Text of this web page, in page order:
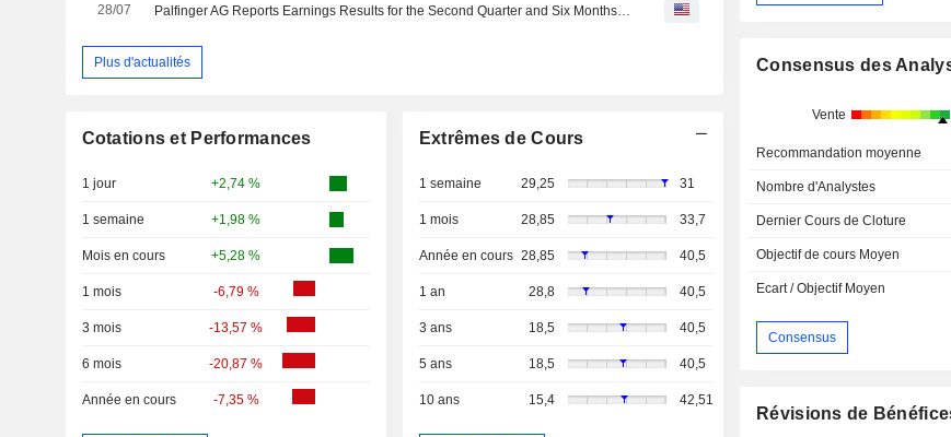
28/07 Palfinger AG Reports Earnings Results for the Second Quarter and Six Months Ended June 30, 2026
Plus d'actualités
Cotations et Performances
1 jour +2,74 %
1 semaine +1,98 %
Mois en cours +5,28 %
1 mois -6,79 %
3 mois -13,57 %
6 mois -20,87 %
Année en cours -7,35 %
Extrêmes de Cours
1 semaine 29,25 31
1 mois 28,85 33,7
Année en cours 28,85 40,5
1 an 28,8 40,5
3 ans 18,5 40,5
5 ans 18,5 40,5
10 ans 15,4 42,51
Consensus des
Vente
Recommandation moyenne
Nombre d'Analystes
Dernier Cours de Cloture
Objectif de cours Moyen
Ecart / Objectif Moyen
Consensus
Révisions de